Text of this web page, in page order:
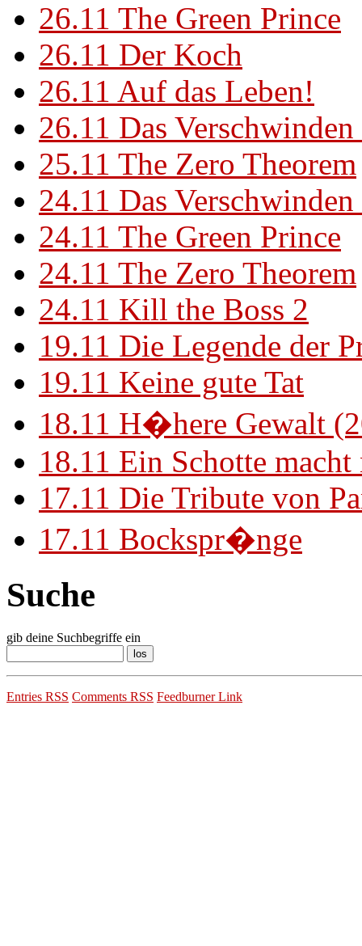
26.11 The Green Prince
26.11 Der Koch
26.11 Auf das Leben!
26.11 Das
25.11 The Zero Theorem
24.11 Das
24.11 The Green Prince
24.11 The Zero Theorem
24.11 Kill the Boss 2
19.11 Die Legende der
19.11 Keine gute Tat
18.11 H�here Gewalt
18.11 Ein Schotte
17.11 Die Tribute von
17.11 Bockspr�nge
Suche
gib deine Suchbegriffe ein
Entries RSS Comments RSS Feedburner Link